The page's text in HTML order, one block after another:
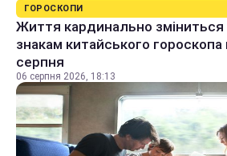
ГОРОСКОПИ
Життя кардинально
знакам китайського
серпня
06 серпня 2026, 18:13